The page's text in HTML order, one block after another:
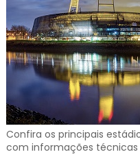
Confira os principais
com informações